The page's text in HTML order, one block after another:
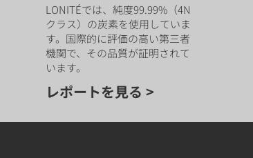
LONITÉでは、純度99.99%（4N
クラス）の炭素を使用していま
す。国際的に評価の高い第三者
機関で、その品質が証明されて
います。
レポートを見る >